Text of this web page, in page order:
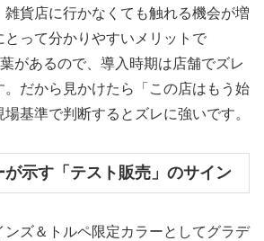
貨店に行かなくても触れる機会が増
とって分かりやすいメリットで
があるので、導入時期は店舗でズレ
。だから見かけたら「この店はもう始
基準で判断するとズレに強いです。
示す「テスト販売」のサイン
ンズ＆トルペ限定カラーとしてグラデ